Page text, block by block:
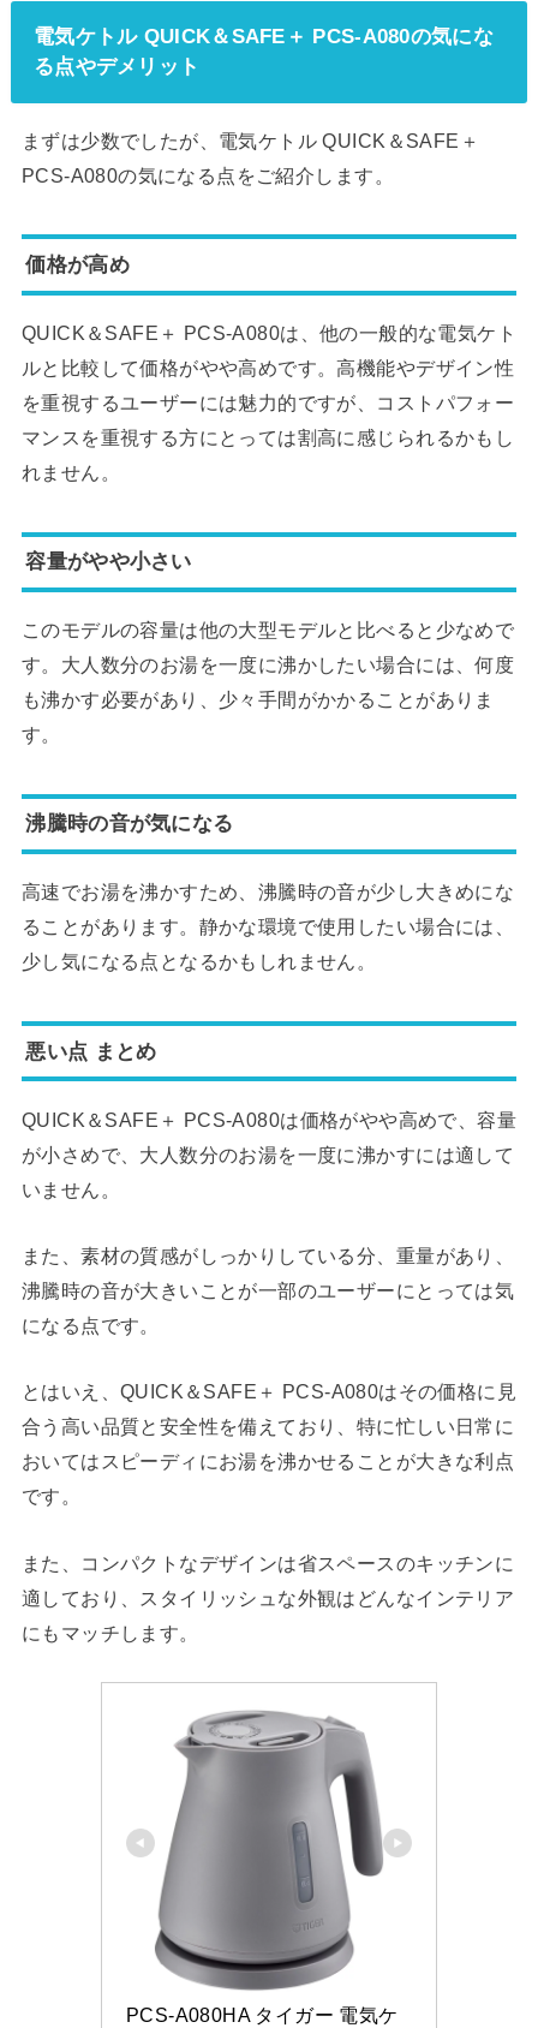
電気ケトル QUICK＆SAFE＋ PCS-A080の気にな
る点やデメリット
まずは少数でしたが、電気ケトル QUICK＆SAFE＋
PCS-A080の気になる点をご紹介します。
価格が高め
QUICK＆SAFE＋ PCS-A080は、他の一般的な電気ケト
ルと比較して価格がやや高めです。高機能やデザイン性
を重視するユーザーには魅力的ですが、コストパフォー
マンスを重視する方にとっては割高に感じられるかもし
れません。
容量がやや小さい
このモデルの容量は他の大型モデルと比べると少なめで
す。大人数分のお湯を一度に沸かしたい場合には、何度
も沸かす必要があり、少々手間がかかることがありま
す。
沸騰時の音が気になる
高速でお湯を沸かすため、沸騰時の音が少し大きめにな
ることがあります。静かな環境で使用したい場合には、
少し気になる点となるかもしれません。
悪い点 まとめ
QUICK＆SAFE＋ PCS-A080は価格がやや高めで、容量
が小さめで、大人数分のお湯を一度に沸かすには適して
いません。
また、素材の質感がしっかりしている分、重量があり、
沸騰時の音が大きいことが一部のユーザーにとっては気
になる点です。
とはいえ、QUICK＆SAFE＋ PCS-A080はその価格に見
合う高い品質と安全性を備えており、特に忙しい日常に
おいてはスピーディにお湯を沸かせることが大きな利点
です。
また、コンパクトなデザインは省スペースのキッチンに
適しており、スタイリッシュな外観はどんなインテリア
にもマッチします。
PCS-A080HA タイガー 電気ケ